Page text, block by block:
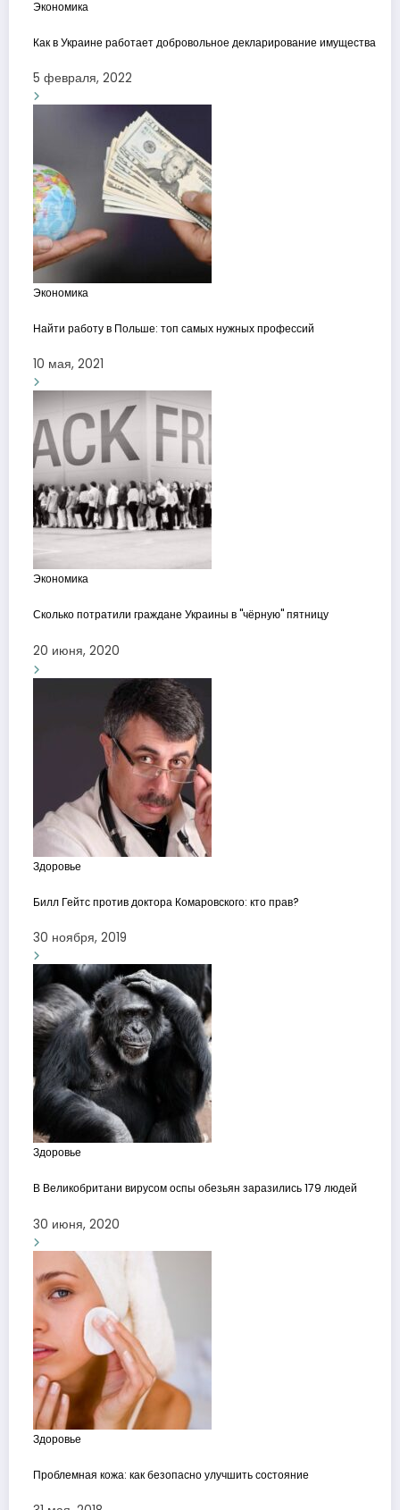
Экономика
Как в Украине работает добровольное декларирование имущества
5 февраля, 2022
Экономика
Найти работу в Польше: топ самых нужных профессий
10 мая, 2021
Экономика
Сколько потратили граждане Украины в "чёрную" пятницу
20 июня, 2020
Здоровье
Билл Гейтс против доктора Комаровского: кто прав?
30 ноября, 2019
Здоровье
В Великобритани вирусом оспы обезьян заразились 179 людей
30 июня, 2020
Здоровье
Проблемная кожа: как безопасно улучшить состояние